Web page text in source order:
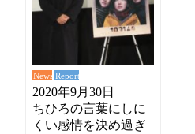
News Report
2020年9月30日
ちひろの言葉にしに
くい感情を決め過ぎ